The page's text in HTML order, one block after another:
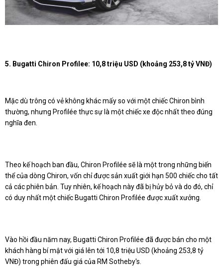
5. Bugatti Chiron Profilee: 10,8 triệu USD (khoảng 253,8 tỷ VNĐ)
Mặc dù trông có vẻ không khác mấy so với một chiếc Chiron bình
thường, nhưng Profilée thực sự là một chiếc xe độc nhất theo đúng
nghĩa đen.
Theo kế hoạch ban đầu, Chiron Profilée sẽ là một trong những biến
thể của dòng Chiron, vốn chỉ được sản xuất giới hạn 500 chiếc cho tất
cả các phiên bản. Tuy nhiên, kế hoạch này đã bị hủy bỏ và do đó, chỉ
có duy nhất một chiếc Bugatti Chiron Profilée được xuất xưởng.
Vào hồi đầu năm nay, Bugatti Chiron Profilée đã được bán cho một
khách hàng bí mật với giá lên tới 10,8 triệu USD (khoảng 253,8 tỷ
VNĐ) trong phiên đấu giá của RM Sotheby's.